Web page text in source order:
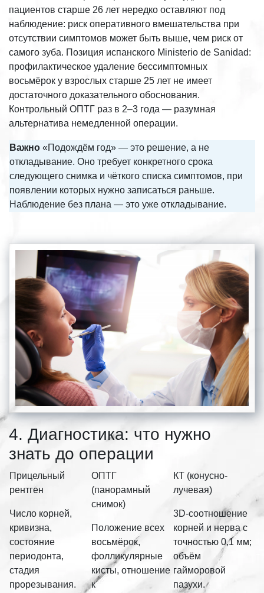
пациентов старше 26 лет нередко оставляют под
наблюдение: риск оперативного вмешательства при
отсутствии симптомов может быть выше, чем риск от
самого зуба. Позиция испанского Ministerio de Sanidad:
профилактическое удаление бессимптомных
восьмёрок у взрослых старше 25 лет не имеет
достаточного доказательного обоснования.
Контрольный ОПТГ раз в 2–3 года — разумная
альтернатива немедленной операции.
Важно «Подождём год» — это решение, а не
откладывание. Оно требует конкретного срока
следующего снимка и чёткого списка симптомов, при
появлении которых нужно записаться раньше.
Наблюдение без плана — это уже откладывание.
4. Диагностика: что нужно
знать до операции
Прицельный
рентген
Число корней,
кривизна,
состояние
периодонта,
стадия
прорезывания.
ОПТГ
(панорамный
снимок)
Положение всех
восьмёрок,
фолликулярные
кисты, отношение
к
КТ (конусно-
лучевая)
3D-соотношение
корней и нерва с
точностью 0,1 мм;
объём
гайморовой
пазухи.